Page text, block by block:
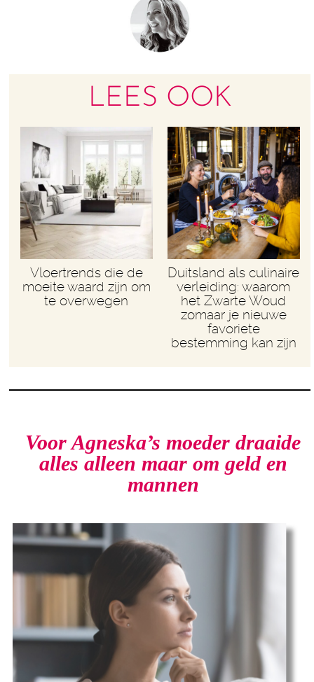
LEES OOK
Vloertrends die de
moeite waard zijn om
te overwegen
Duitsland als culinaire
verleiding: waarom
het Zwarte Woud
zomaar je nieuwe
favoriete
bestemming kan zijn
Voor Agneska’s moeder draaide
alles alleen maar om geld en
mannen